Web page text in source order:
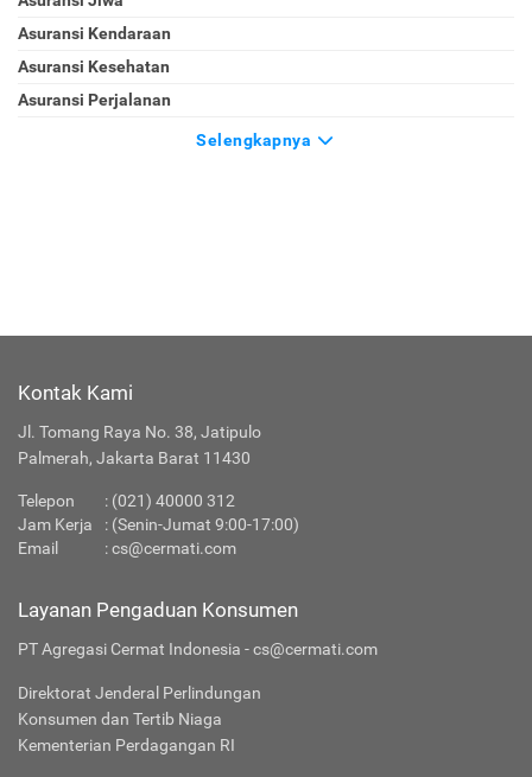
Asuransi Kendaraan
Asuransi Kesehatan
Asuransi Perjalanan
Selengkapnya
Kontak Kami
Jl. Tomang Raya No. 38, Jatipulo
Palmerah, Jakarta Barat 11430
Telepon : (021) 40000 312
Jam Kerja
: (Senin-Jumat 9:00-17:00)
Email
:cs@cermati.com
Layanan Pengaduan Konsumen
PT Agregasi Cermat Indonesia - cs@cermati.com
Direktorat Jenderal Perlindungan
Konsumen dan Tertib Niaga
Kementerian Perdagangan RI